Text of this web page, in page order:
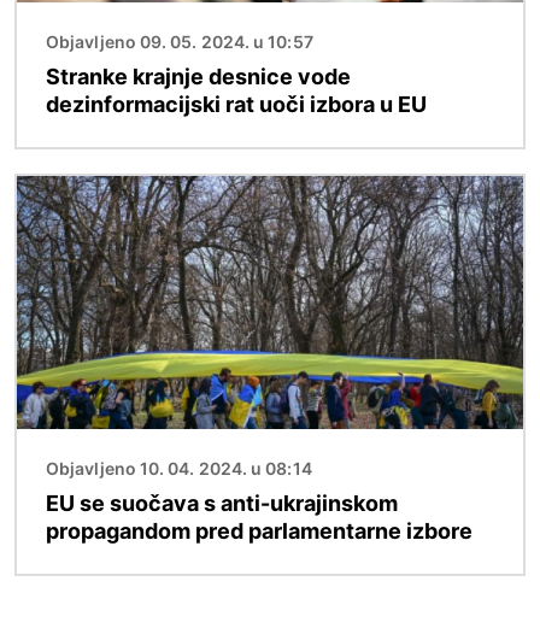
Objavljeno 09. 05. 2024. u 10:57
Stranke krajnje desnice vode
dezinformacijski rat uoči izbora u EU
Slika
Objavljeno 10. 04. 2024. u 08:14
EU se suočava s anti-ukrajinskom
propagandom pred parlamentarne izbore